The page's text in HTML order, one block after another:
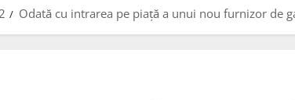
Odată cu intrarea pe piață a unui nou furnizor de